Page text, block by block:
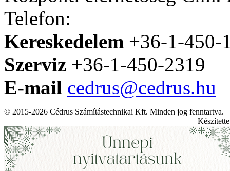
Telefon:
Kereskedelem +36-1-450-
Szerviz +36-1-450-2319
E-mail cedrus@cedrus.hu
© 2015-2026 Cédrus Számítástechnikai Kft. Minden jog fenntartva.